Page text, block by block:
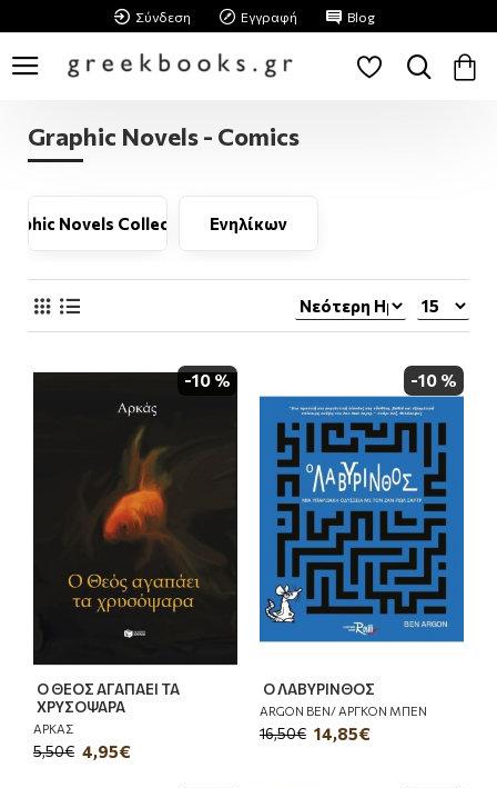
Σύνδεση Εγγραφή Blog
Graphic Novels - Comics
Novels Collection Ενηλίκων
-10 %
Ο ΘΕΟΣ ΑΓΑΠΑΕΙ ΤΑ
ΧΡΥΣΟΨΑΡΑ
ΑΡΚΑΣ
4,95€
5,50€
-10 %
Ο ΛΑΒΥΡΙΝΘΟΣ
ARGON BEN/ ΑΡΓΚΟΝ ΜΠΕΝ
14,85€
16,50€